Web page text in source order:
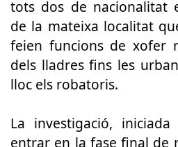
tots dos de nacionalitat
de la mateixa localitat
feien funcions de xofer
dels lladres fins les
lloc els robatoris.
La investigació,
entrar en la fase final de